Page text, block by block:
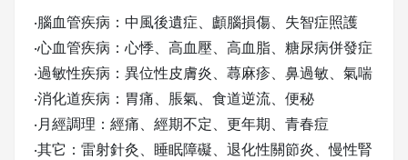
‧腦血管疾病：中風後遺症、顱腦損傷、失智症照護
‧心血管疾病：心悸、高血壓、高血脂、糖尿病併發症
‧過敏性疾病：異位性皮膚炎、蕁麻疹、鼻過敏、氣喘
‧消化道疾病：胃痛、脹氣、食道逆流、便秘
‧月經調理：經痛、經期不定、更年期、青春痘
‧其它：雷射針灸、睡眠障礙、退化性關節炎、慢性腎